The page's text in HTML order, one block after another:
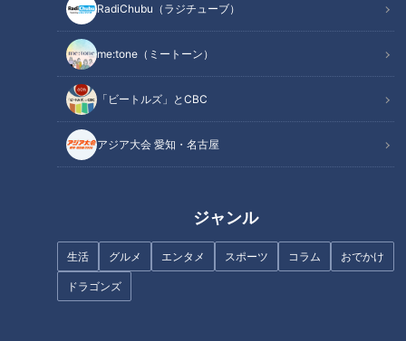
RadiChubu（ラジチューブ）
me:tone（ミートーン）
「ビートルズ」とCBC
アジア大会 愛知・名古屋
ジャンル
生活 グルメ エンタメ スポーツ コラム おでかけ
ドラゴンズ
【9月14日(日)・15日(月祝)】三
井ショッピングパーク ららぽー
と愛知東郷5周年記念 CBC5チ
ャン東郷まつり 気象予報士体験
などの参加型イベントから ”新
天才クイズ”リアルイベント
や”アバンギャルディ”SPECIAL
ステージまで盛りだくさんの2
分、生でしゃべります#62